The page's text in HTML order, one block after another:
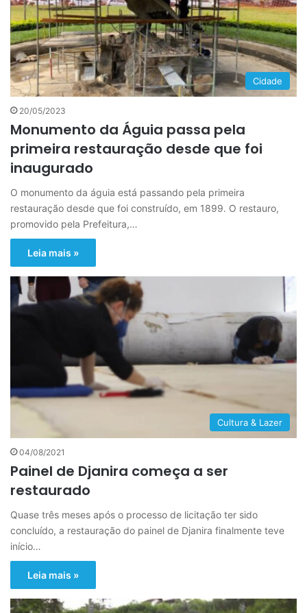
Cidade
20/05/2023
Monumento da Águia passa pela
primeira restauração desde que foi
inaugurado
O monumento da águia está passando pela primeira
restauração desde que foi construído, em 1899. O restauro,
promovido pela Prefeitura,…
Leia mais »
Cultura & Lazer
04/08/2021
Painel de Djanira começa a ser
restaurado
Quase três meses após o processo de licitação ter sido
concluído, a restauração do painel de Djanira finalmente teve
início…
Leia mais »